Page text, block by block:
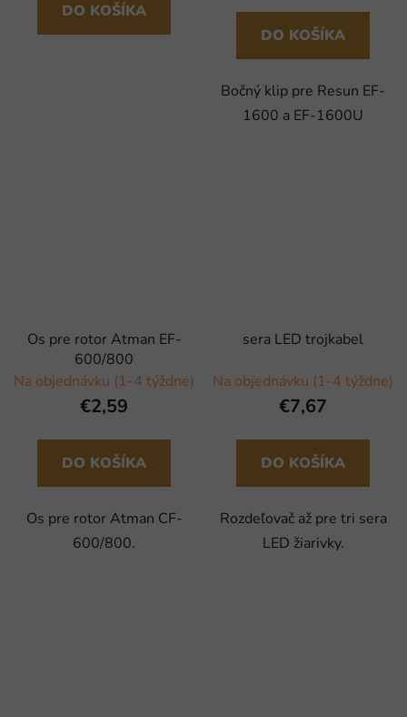
DO KOŠÍKA
DO KOŠÍKA
Bočný klip pre Resun EF-
1600 a EF-1600U
Os pre rotor Atman EF-
600/800
Na objednávku (1-4 týždne)
€2,59
DO KOŠÍKA
Os pre rotor Atman CF-
600/800.
sera LED trojkabel
Na objednávku (1-4 týždne)
€7,67
DO KOŠÍKA
Rozdeľovač až pre tri sera
LED žiarivky.